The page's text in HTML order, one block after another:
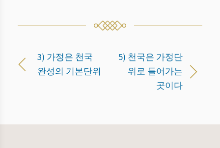
3) 가정은 천국
완성의 기본단위
5) 천국은 가정단
위로 들어가는
곳이다